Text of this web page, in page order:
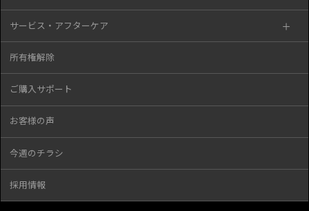
サービス・アフターケア
所有権解除
ご購入サポート
お客様の声
今週のチラシ
採用情報